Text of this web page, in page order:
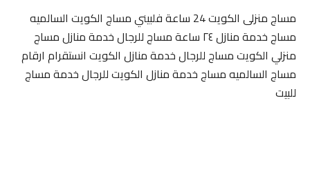
مساج منزلى الكويت 24 ساعة فلبيني مساج الكويت السالميه
مساج خدمة منازل ٢٤ ساعة مساج للرجال خدمة منازل مساج
منزلي الكويت مساج للرجال خدمة منازل الكويت انستقرام ارقام
مساج السالميه مساج خدمة منازل الكويت للرجال خدمة مساج
للبيت